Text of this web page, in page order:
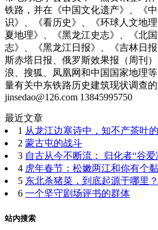
铁路，并在《中国文化遗产》、《
识》、《看历史》、《环球人文地
夏地理》、《黑龙江史志》、《北
志》、《黑龙江日报》、《吉林日
斯赤塔日报、俄罗斯效果报（周刊
浪、搜狐、凤凰网和中国国家地理
量有关中东铁路历史建筑现状调查
jinsedao@126.com 13845995750
最近文章
1 从龙江边塞诗中，知不产茶叶
2 蒙古屯的战斗
3 自古从今不断流： 归化者“谷爱
4 虎年春节：松嫩两江和你有个
5 东北杀猪菜，到底起源于哪里？
6 一个坚守剧场评书的群体
站内搜索